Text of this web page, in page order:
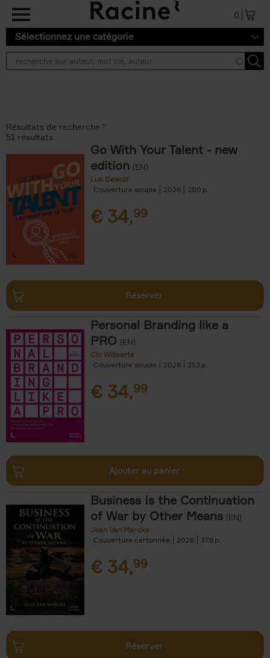
Aller au contenu principal
0
Sélectionnez une catégorie
Résultats de recherche ''
51 résultats
Go With Your Talent - new
edition (EN)
Luk Dewulf
Couverture souple
2026 200
€ 34,99
Réserver
Personal Branding like a
PRO (EN)
Clo Willaerts
Couverture souple
2026 253
€ 34,99
Ajouter au panier
Business Is the Continuation
of War by Other Means (EN)
Jean Van Marcke
Couverture cartonnée
2026 376
€ 34,99
Réserver